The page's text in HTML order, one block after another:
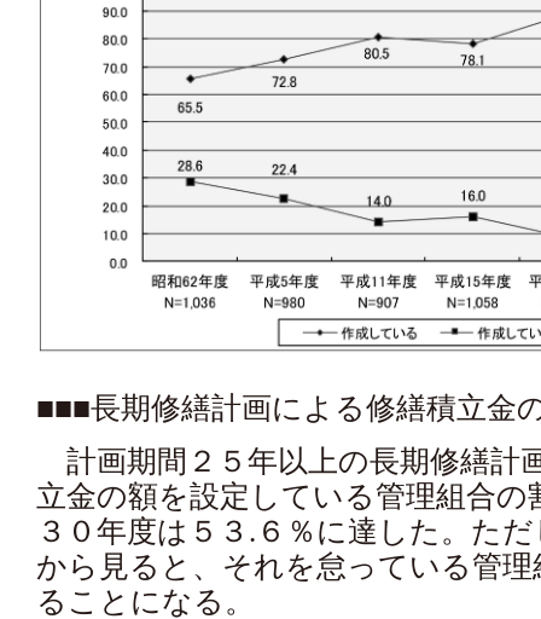
■■■長期修繕計画による修繕積立金
計画期間２５年以上の長期修繕計
立金の額を設定している管理組合の
３０年度は５３.６％に達した。た
から見ると、それを怠っている管
ることになる。